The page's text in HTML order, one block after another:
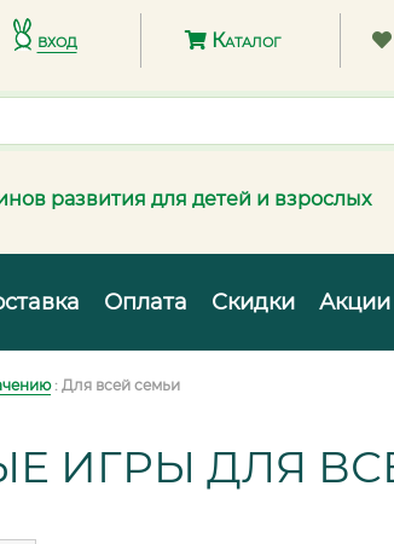
вход Каталог
развития для детей и взрослых
Оплата Скидки Акции
: Для всей семьи
ИГРЫ ДЛЯ